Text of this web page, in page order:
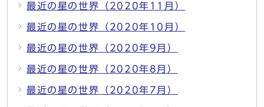
最近の星の世界（2020年11月）
最近の星の世界（2020年10月）
最近の星の世界（2020年9月）
最近の星の世界（2020年8月）
最近の星の世界（2020年7月）